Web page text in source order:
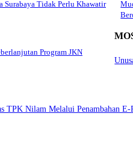
Surabaya Tidak Perlu Khawatir
Program JKN
TPK Nilam Melalui Penambahan E-